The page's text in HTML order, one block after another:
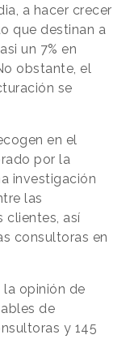
a hacer crecer
que destinan a
un 7% en
obstante, el
se
en el
por la
investigación
las
clientes, así
consultoras en
la opinión de
de
y 145